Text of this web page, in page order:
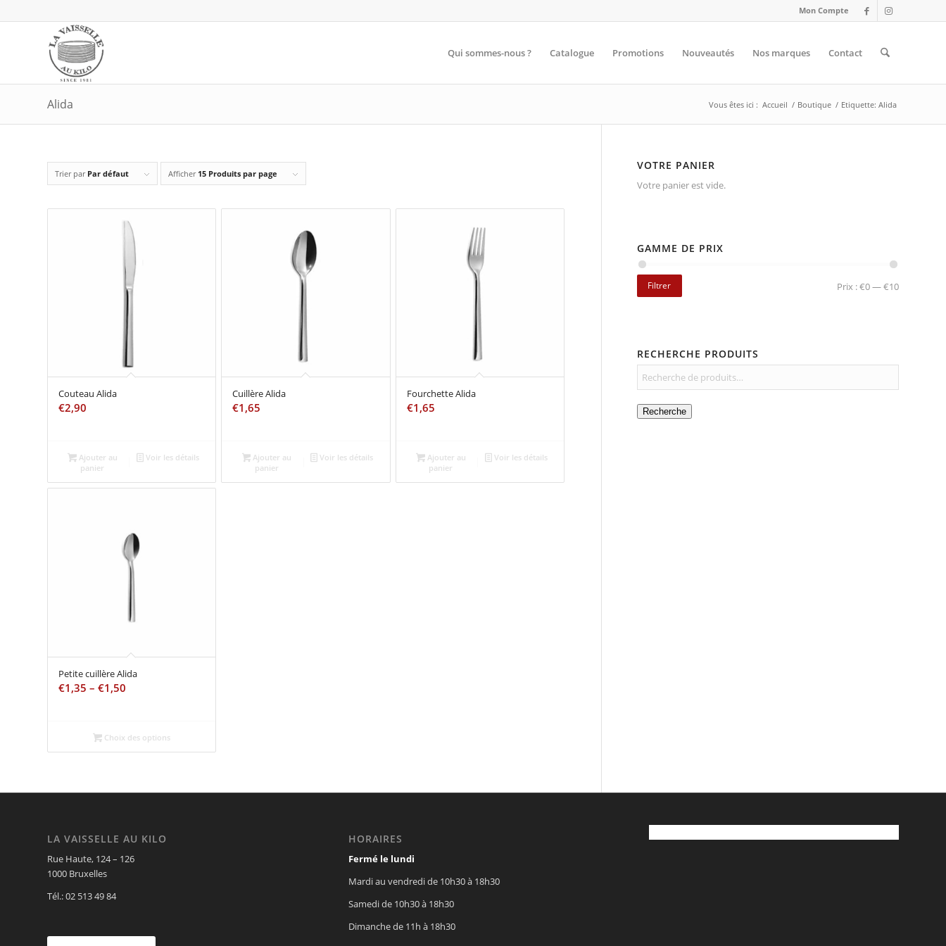
Mon Compte
Qui sommes-nous ? Catalogue Promotions Nouveautés Nos marques Contact
Alida Vous êtes ici : Accueil / Boutique / Etiquette: Alida
Trier par Par défaut Afficher 15 Produits par page
Couteau Alida
€2,90
Ajouter au
panier
Voir les détails
Cuillère Alida
€1,65
Ajouter au
panier
Voir les détails
Fourchette Alida
€1,65
Ajouter au
panier
Voir les détails
Petite cuillère Alida
€1,35 – €1,50
Choix des options
VOTRE PANIER
Votre panier est vide.
GAMME DE PRIX
Filtrer Prix :€0—€10
RECHERCHE PRODUITS
Recherche
LA VAISSELLE AU KILO
Rue Haute, 124 – 126
1000 Bruxelles
Tél.: 02 513 49 84
HORAIRES
Fermé le lundi
Mardi au vendredi de 10h30 à 18h30
Samedi de 10h30 à 18h30
Dimanche de 11h à 18h30